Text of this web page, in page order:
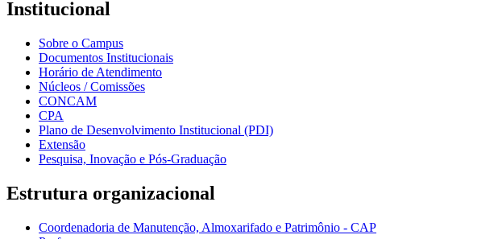
Institucional
Sobre o Campus
Documentos Institucionais
Horário de Atendimento
Núcleos / Comissões
CONCAM
CPA
Plano de Desenvolvimento Institucional (PDI)
Extensão
Pesquisa, Inovação e Pós-Graduação
Estrutura organizacional
Coordenadoria de Manutenção, Almoxarifado e Patrimônio - CAP